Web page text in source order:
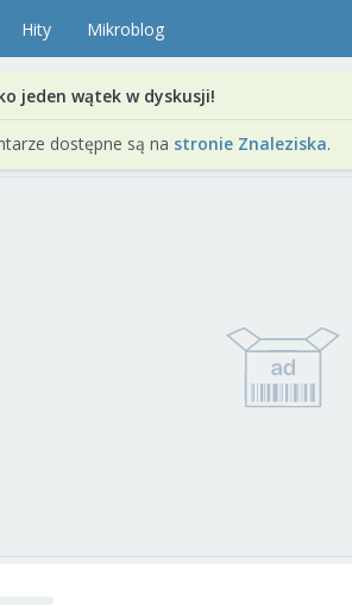
Hity Mikroblog
jeden wątek w dyskusji!
dostępne są na stronie Znaleziska.